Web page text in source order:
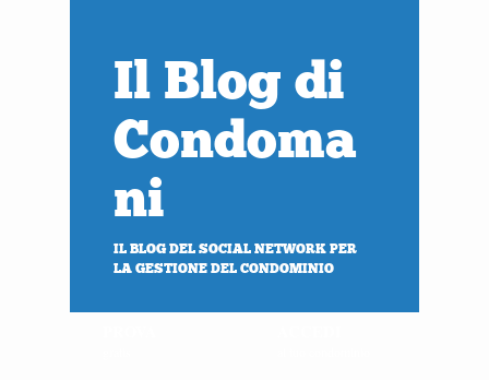
Il Blog di
Condoma
ni
IL BLOG DEL SOCIAL NETWORK PER
LA GESTIONE DEL CONDOMINIO